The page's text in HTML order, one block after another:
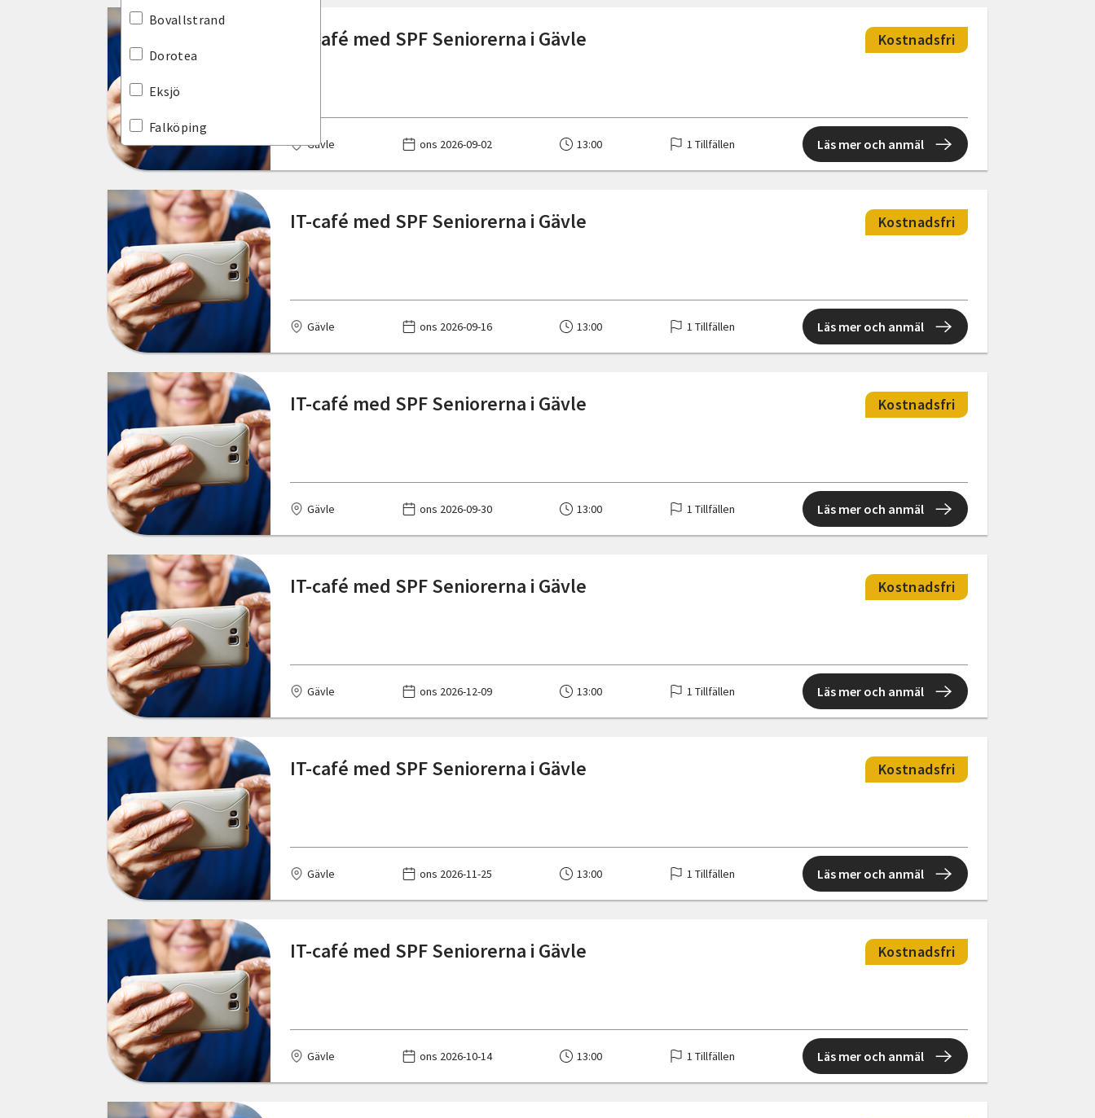
Norrbottens län
Skåne län
Stockholms län
Södermanlands län
Uppsala län
Värmlands län
Västernorrlands län
Västmanlands län
Västra Götalands län
Örebro län
Bovallstrand
Dorotea
Eksjö
Falköping
Gävle
Göteborg
Halmstad
Haparanda
Hedekas
Hultsfred
Hyltebruk
Hällevadsholm
Jönköping
Karlshamn
Karlstad
Kungshamn
Laholm
Lindome
Linköping
Malmö
Markaryd
Mellerud
Mora
Munkedal
Mönsterås
Norrköping
Nässjö
Oskarshamn
Robertsfors
IT-café med SPF Seniorerna i Gävle Kostnadsfri
Gävle ons 2026-09-02 13:00 1 Tillfällen Läs mer och anmäl
IT-café med SPF Seniorerna i Gävle Kostnadsfri
Gävle ons 2026-09-16 13:00 1 Tillfällen Läs mer och anmäl
IT-café med SPF Seniorerna i Gävle Kostnadsfri
Gävle ons 2026-09-30 13:00 1 Tillfällen Läs mer och anmäl
IT-café med SPF Seniorerna i Gävle Kostnadsfri
Gävle ons 2026-12-09 13:00 1 Tillfällen Läs mer och anmäl
IT-café med SPF Seniorerna i Gävle Kostnadsfri
Gävle ons 2026-11-25 13:00 1 Tillfällen Läs mer och anmäl
IT-café med SPF Seniorerna i Gävle Kostnadsfri
Gävle ons 2026-10-14 13:00 1 Tillfällen Läs mer och anmäl